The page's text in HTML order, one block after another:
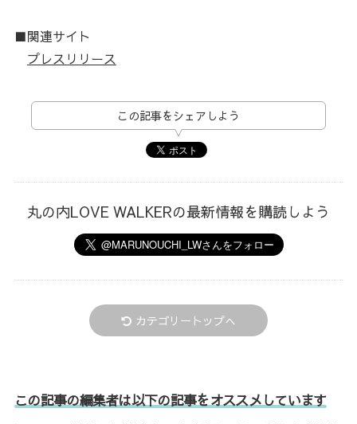
■関連サイト
プレスリリース
この記事をシェアしよう
丸の内LOVE WALKERの最新情報を購読しよう
カテゴリートップへ
この記事の編集者は以下の記事をオススメしています